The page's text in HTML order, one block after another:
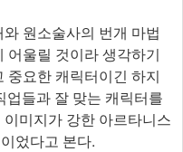
원소술사의 번개 마법
어울릴 것이라 생각하기
중요한 캐릭터이긴 하지
업들과 잘 맞는 캐릭터를
미지가 강한 아르타니스
었다고 본다.